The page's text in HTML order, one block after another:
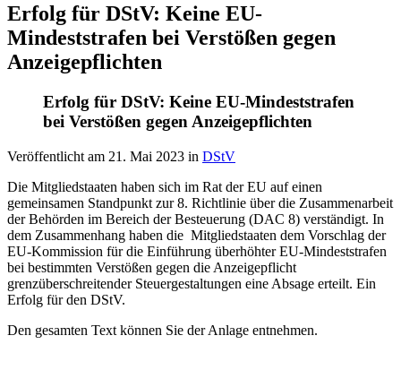
Erfolg für DStV: Keine EU-
Mindeststrafen bei Verstößen gegen
Anzeigepflichten
Erfolg für DStV: Keine EU-Mindeststrafen
bei Verstößen gegen Anzeigepflichten
Veröffentlicht am 21. Mai 2023 in DStV
Die Mitgliedstaaten haben sich im Rat der EU auf einen
gemeinsamen Standpunkt zur 8. Richtlinie über die Zusammenarbeit
der Behörden im Bereich der Besteuerung (DAC 8) verständigt. In
dem Zusammenhang haben die Mitgliedstaaten dem Vorschlag der
EU-Kommission für die Einführung überhöhter EU-Mindeststrafen
bei bestimmten Verstößen gegen die Anzeigepflicht
grenzüberschreitender Steuergestaltungen eine Absage erteilt. Ein
Erfolg für den DStV.
Den gesamten Text können Sie der Anlage entnehmen.